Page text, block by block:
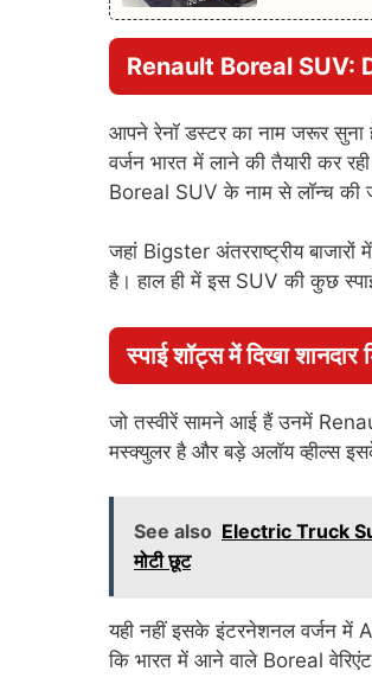
Renault Boreal SUV:
आपने रेनॉ डस्टर का नाम जरूर सुना
वर्जन भारत में लाने की तैयारी कर
Boreal SUV के नाम से लॉन्च की
जहां Bigster अंतरराष्ट्रीय
है। हाल ही में इस SUV की कुछ
स्पाई शॉट्स में दिखा शानदार
जो तस्वीरें सामने आई हैं उनमें
मस्क्युलर है और बड़े अलॉय व्हील्स
See also Electric Truck
मोटी छूट
यही नहीं इसके इंटरनेशनल वर्जन में
कि भारत में आने वाले Boreal